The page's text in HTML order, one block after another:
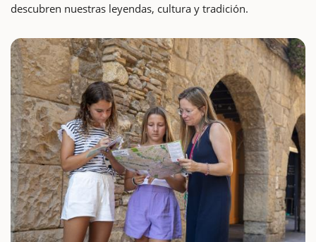
descubren nuestras leyendas, cultura y tradición.